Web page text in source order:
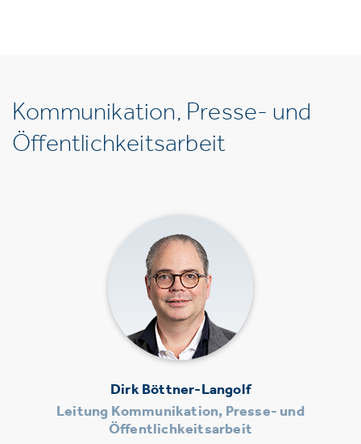
Kommunikation, Presse- und
Öffentlichkeitsarbeit
Dirk Böttner-Langolf
Leitung Kommunikation, Presse- und
Öffentlichkeitsarbeit